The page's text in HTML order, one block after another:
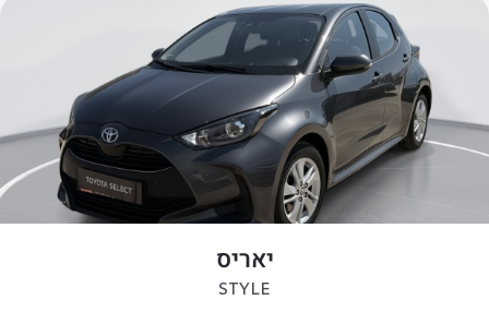
יאריס
STYLE